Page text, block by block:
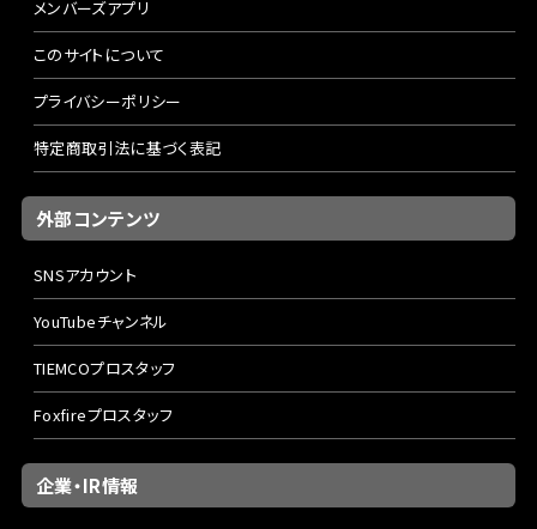
メンバーズアプリ
このサイトについて
プライバシーポリシー
特定商取引法に基づく表記
外部コンテンツ
SNSアカウント
YouTubeチャンネル
TIEMCOプロスタッフ
Foxfireプロスタッフ
企業・IR情報